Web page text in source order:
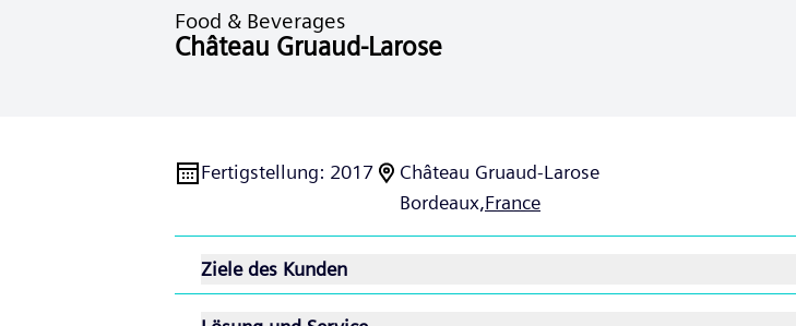
Food & Beverages
Château Gruaud-Larose
Fertigstellung: 2017
Château Gruaud-Larose
Bordeaux,France
Ziele des Kunden